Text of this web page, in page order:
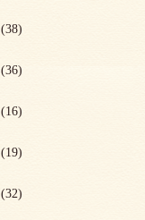
(38)
(36)
(16)
(19)
(32)